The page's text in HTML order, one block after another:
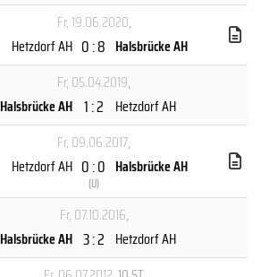
Fr, 19.06.2020,
Hetzdorf AH 0 : 8 Halsbrücke AH
Fr, 05.04.2019,
Halsbrücke AH 1 : 2 Hetzdorf AH
Fr, 09.06.2017,
Hetzdorf AH 0 : 0
(U)
Halsbrücke AH
Fr, 07.10.2016,
Halsbrücke AH 3 : 2 Hetzdorf AH